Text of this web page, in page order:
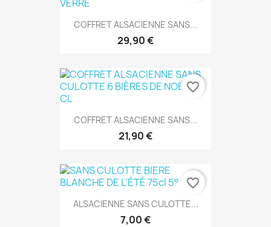
COFFRET ALSACIENNE SANS...
29,90 €
COFFRET ALSACIENNE SANS...
21,90 €
favorite_border
ALSACIENNE SANS CULOTTE...
7,00 €
favorite_border